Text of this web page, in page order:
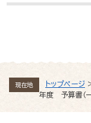
現在地 トップページ
年度 予算書（一